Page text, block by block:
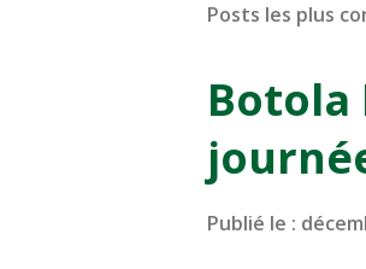
Posts les plus
Botola
Publié le :